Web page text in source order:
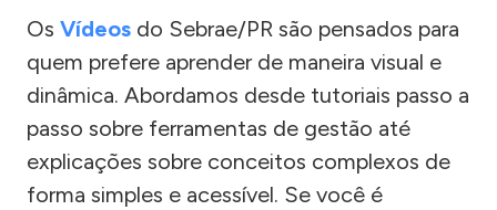
Os Vídeos do Sebrae/PR são pensados para
quem prefere aprender de maneira visual e
dinâmica. Abordamos desde tutoriais passo a
passo sobre ferramentas de gestão até
explicações sobre conceitos complexos de
forma simples e acessível. Se você é